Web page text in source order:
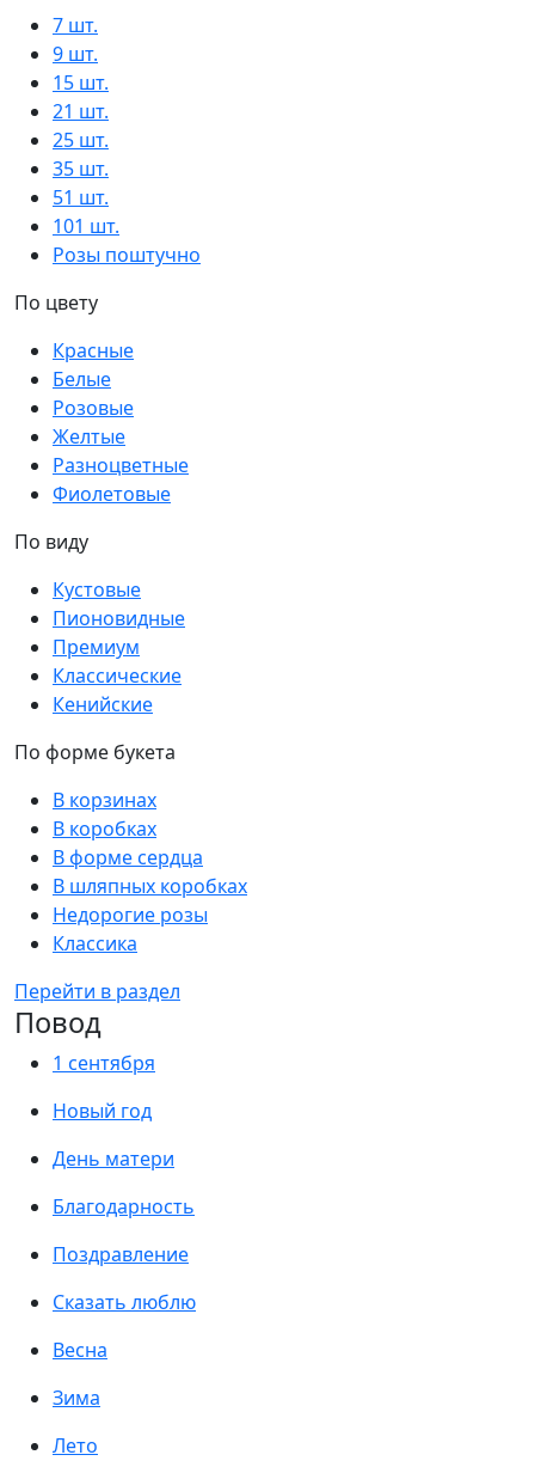
7 шт.
9 шт.
15 шт.
21 шт.
25 шт.
35 шт.
51 шт.
101 шт.
Розы поштучно
По цвету
Красные
Белые
Розовые
Желтые
Разноцветные
Фиолетовые
По виду
Кустовые
Пионовидные
Премиум
Классические
Кенийские
По форме букета
В корзинах
В коробках
В форме сердца
В шляпных коробках
Недорогие розы
Классика
Перейти в раздел
Повод
1 сентября
Новый год
День матери
Благодарность
Поздравление
Сказать люблю
Весна
Зима
Лето